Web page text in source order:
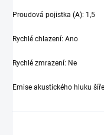
Proudová pojistka (A): 1,5
Rychlé chlazení: Ano
Rychlé zmrazení: Ne
Emise akustického hluku